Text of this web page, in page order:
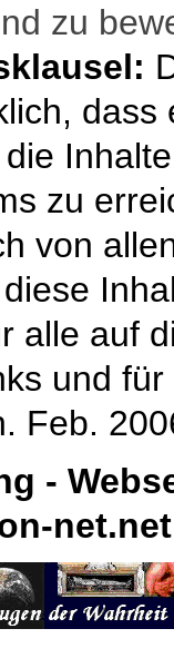
zu
zu
von
alle auf
und
Feb.
-
net.net